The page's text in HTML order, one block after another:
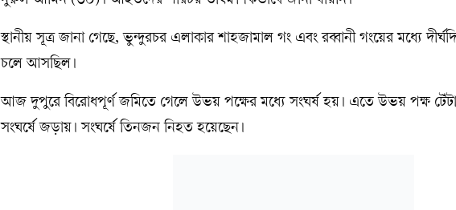
স্থানীয় সূত্র জানা গেছে, ভুন্দুরচর এলাকার শাহজামাল গং এবং রব্বানী গংয়ের মধ্যে
চলে আসছিল।
আজ দুপুরে বিরোধপূর্ণ জমিতে গেলে উভয় পক্ষের মধ্যে সংঘর্ষ হয়। এতে উভয় পক্ষ
সংঘর্ষে জড়ায়। সংঘর্ষে তিনজন নিহত হয়েছেন।